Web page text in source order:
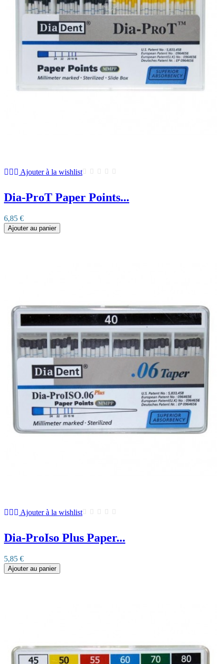
Ajouter à la wishlist
Dia-ProT Paper Points...
6,85 €
Ajouter au panier
Ajouter à la wishlist
Dia-ProIso Plus Paper...
5,85 €
Ajouter au panier